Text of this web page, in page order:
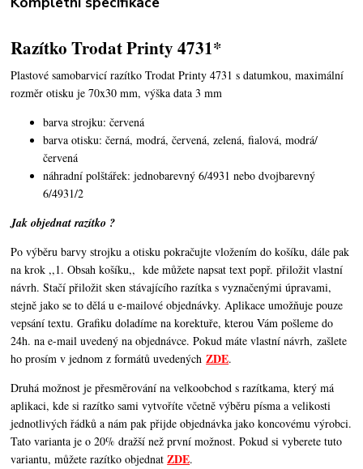
Razítko Trodat Printy 4731*
Plastové samobarvicí razítko Trodat Printy 4731 s datumkou,maximální
rozměr otisku je 70x30 mm, výška data 3 mm
barva strojku: červená
barva otisku: černá, modrá, červená, zelená, fialová, modrá/
červená
náhradní polštářek: jednobarevný 6/4931 nebo dvojbarevný
6/4931/2
Jak objednat razítko ?
Po výběru barvy strojku a otisku pokračujte vložením do košíku, dále pak
na krok ,,1. Obsah košíku,, kde můžete napsat text popř. přiložit vlastní
návrh. Stačí přiložit sken stávajícího razítka s vyznačenými úpravami,
stejně jako se to dělá u e-mailové objednávky. Aplikace umožňuje pouze
vepsání textu. Grafiku doladíme na korektuře, kterou Vám pošleme do
24h. na e-mail uvedený na objednávce. Pokud máte vlastní návrh, zašlete
ho prosím v jednom z formátů uvedenýchZDE.
Druhá možnost je přesměrování na velkoobchod s razítkama, který má
aplikaci, kde si razítko sami vytvoříte včetně výběru písma a velikosti
jednotlivých řádků a nám pak přijde objednávka jako koncovému výrobci.
Tato varianta je o 20% dražší než první možnost. Pokud si vyberete tuto
variantu, můžete razítko objednatZDE.